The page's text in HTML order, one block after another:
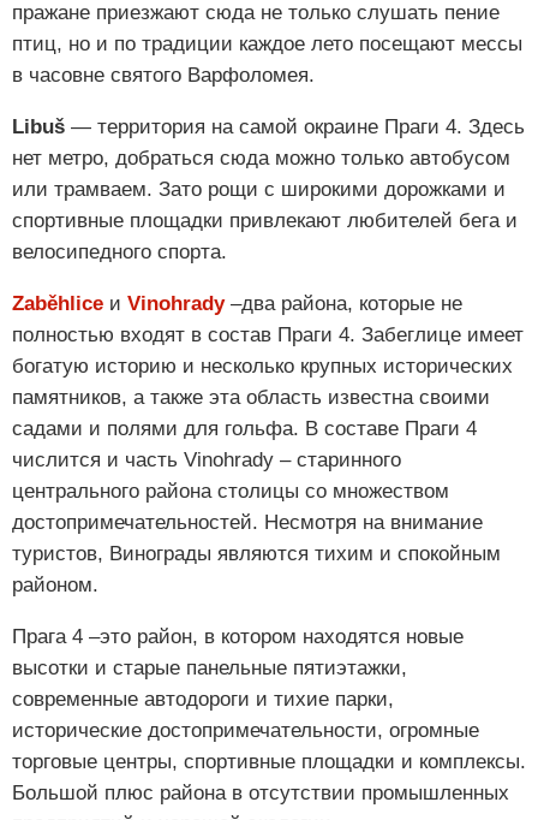
пражане приезжают сюда не только слушать пение
птиц, но и по традиции каждое лето посещают мессы
в часовне святого Варфоломея.
Libuš — территория на самой окраине Праги 4. Здесь
нет метро, добраться сюда можно только автобусом
или трамваем. Зато рощи с широкими дорожками и
спортивные площадки привлекают любителей бега и
велосипедного спорта.
Zaběhlice и Vinohrady–два района, которые не
полностью входят в состав Праги 4. Забеглице имеет
богатую историю и несколько крупных исторических
памятников, а также эта область известна своими
садами и полями для гольфа. В составе Праги 4
числится и часть Vinohrady – старинного
центрального района столицы со множеством
достопримечательностей. Несмотря на внимание
туристов, Винограды являются тихим и спокойным
районом.
Прага 4 –это район, в котором находятся новые
высотки и старые панельные пятиэтажки,
современные автодороги и тихие парки,
исторические достопримечательности, огромные
торговые центры, спортивные площадки и комплексы.
Большой плюс района в отсутствии промышленных